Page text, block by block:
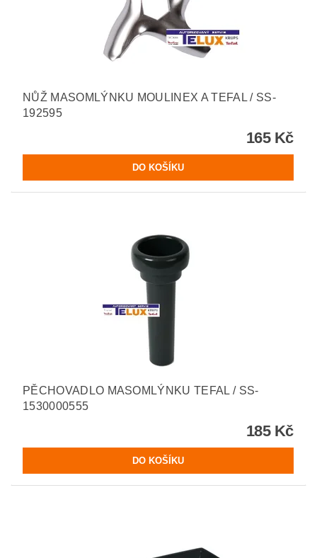
NŮŽ MASOMLÝNKU MOULINEX A TEFAL / SS-
192595
165 Kč
PĚCHOVADLO MASOMLÝNKU TEFAL / SS-
1530000555
185 Kč